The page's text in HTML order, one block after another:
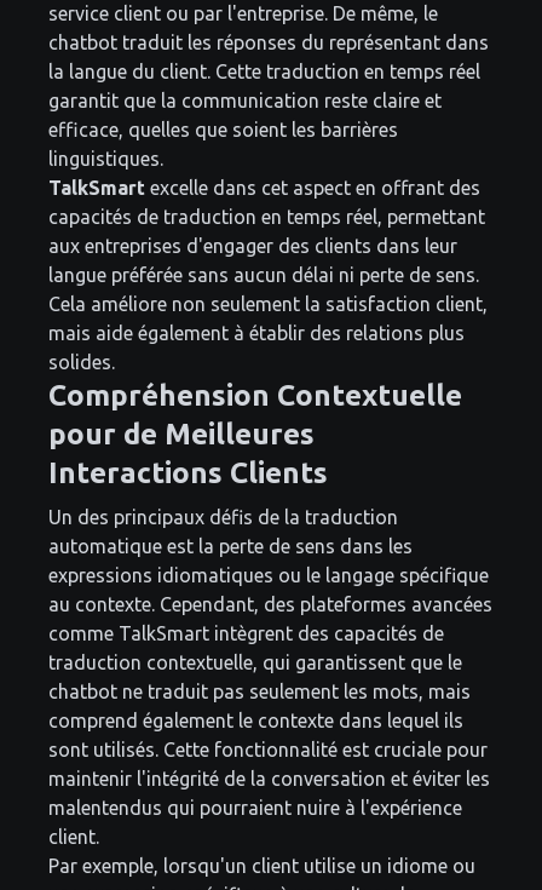
service client ou par l'entreprise. De même, le
chatbot traduit les réponses du représentant dans
la langue du client. Cette traduction en temps réel
garantit que la communication reste claire et
efficace, quelles que soient les barrières
linguistiques.
TalkSmart excelle dans cet aspect en offrant des
capacités de traduction en temps réel, permettant
aux entreprises d'engager des clients dans leur
langue préférée sans aucun délai ni perte de sens.
Cela améliore non seulement la satisfaction client,
mais aide également à établir des relations plus
solides.
Compréhension Contextuelle
pour de Meilleures
Interactions Clients
Un des principaux défis de la traduction
automatique est la perte de sens dans les
expressions idiomatiques ou le langage spécifique
au contexte. Cependant, des plateformes avancées
comme TalkSmart intègrent des capacités de
traduction contextuelle, qui garantissent que le
chatbot ne traduit pas seulement les mots, mais
comprend également le contexte dans lequel ils
sont utilisés. Cette fonctionnalité est cruciale pour
maintenir l'intégrité de la conversation et éviter les
malentendus qui pourraient nuire à l'expérience
client.
Par exemple, lorsqu'un client utilise un idiome ou